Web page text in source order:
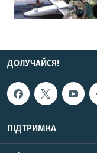
ДОЛУЧАЙСЯ!
ПІДТРИМКА